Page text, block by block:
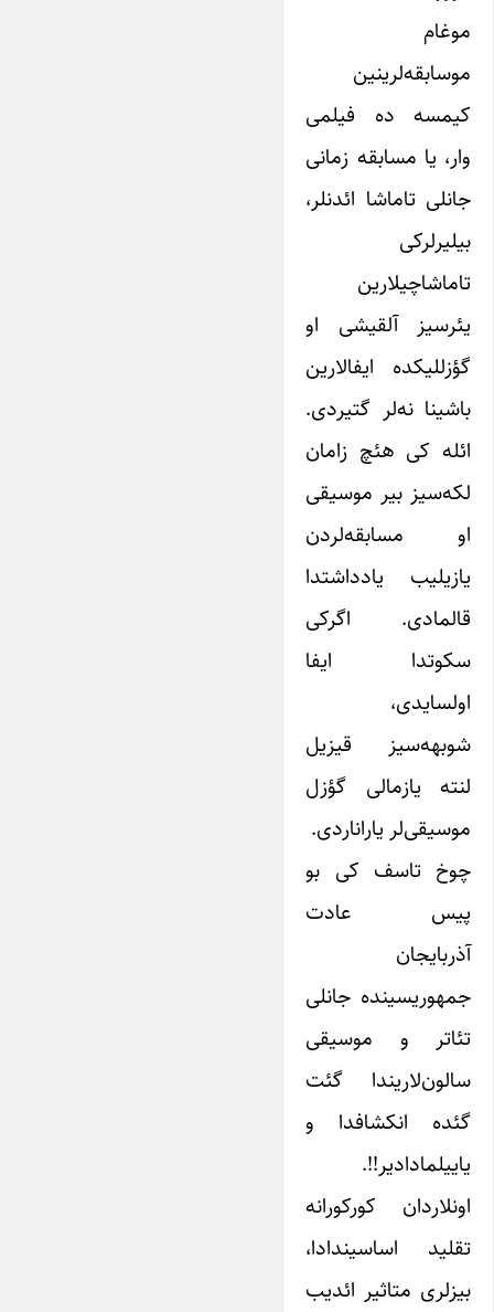
موغام
موسابقه‌لرینین
کیمسه ده فیلمی
وار، یا مسابقه زمانی
جانلی تاماشا ائدنلر،
بیلیرلرکی
تاماشاچیلارین
یئرسیز آلقیشی او
گؤزللیکده ایفالارین
باشینا نه‌لر گتیردی.
ائله کی هئچ زامان
لکه‌سیز بیر موسیقی
او مسابقه‌لردن
یازیلیب یادداشتدا
قالمادی. اگرکی
سکوتدا ایفا
اولسایدی،
شوبهه‌سیز قیزیل
لنته یازمالی گؤزل
موسیقی‌لر یاراناردی.
چوخ تاسف کی بو
پیس عادت
آذربایجان
جمهوریسینده جانلی
تئاتر و موسیقی
سالون‌لاریندا گئت
گئده انکشافدا و
یاییلمادادیر!!.
اونلاردان کورکورانه
تقلید اساسیندادا،
بیزلری متاثیر ائدیب